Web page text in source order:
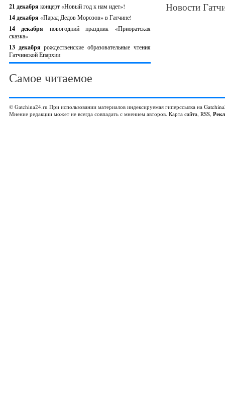
21 декабря концерт «Новый год к нам идет»!
14 декабря «Парад Дедов Морозов» в Гатчине!
14 декабря новогодний праздник «Приоратская
сказка»
13 декабрярождественские образовательные чтения
Гатчинской Епархии
Самое читаемое
Новости
© Gatchina24.ru При использовании материалов индексируемая гиперссылка на
Мнение редакции может не всегда совпадать с мнением авторов. Карта сайта, RSS,